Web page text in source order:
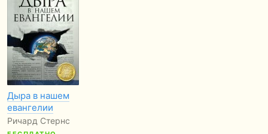
Дыра в нашем
евангелии
Ричард Стернс